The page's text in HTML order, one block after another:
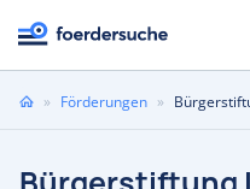
Sie» Förderungen »